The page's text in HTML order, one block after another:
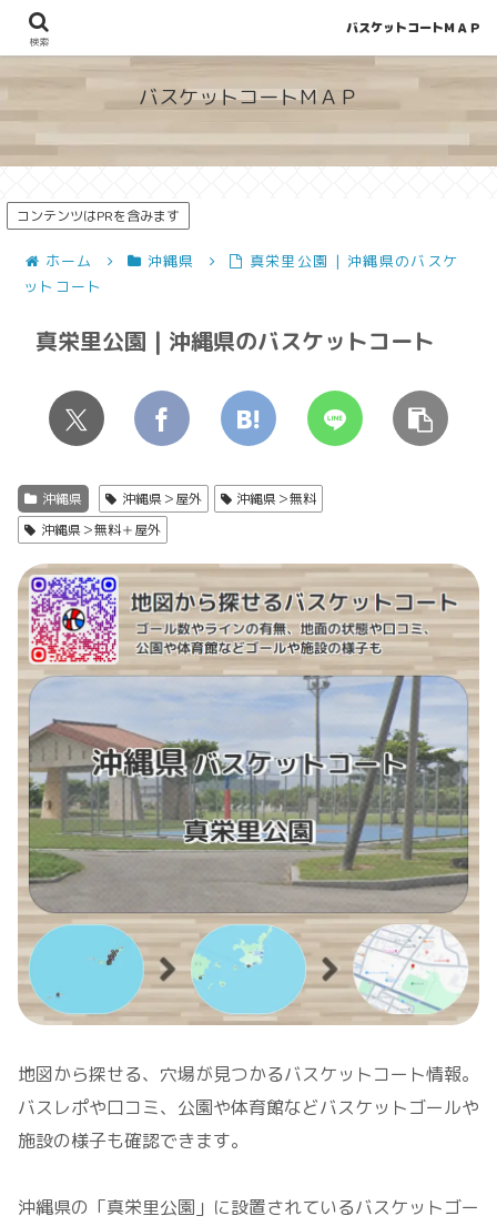
地図から探せる！穴場が見つかるバスケットコート情報
バスケットコートＭＡＰ
コンテンツはPRを含みます
ホーム 沖縄県
真栄里公園 | 沖縄県のバスケ
ットコート
真栄里公園 | 沖縄県のバスケットコート
沖縄県 沖縄県＞屋外
沖縄県＞無料
沖縄県＞無料＋屋外
地図から探せる、穴場が見つかるバスケットコート情報。
バスレポや口コミ、公園や体育館などバスケットゴールや
施設の様子も確認できます。
沖縄県の「真栄里公園」に設置されているバスケットゴー
検索
バスケットコートＭＡＰ